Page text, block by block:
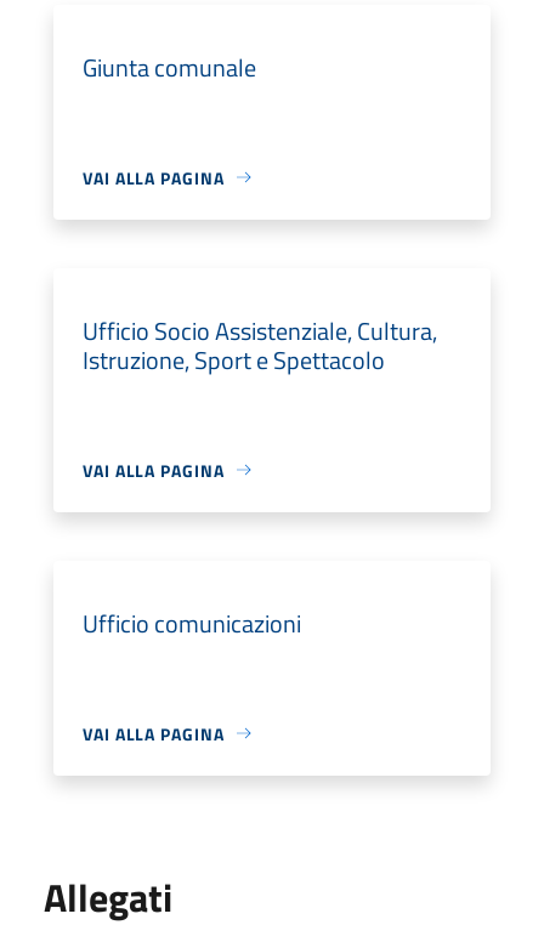
Giunta comunale
VAI ALLA PAGINA
Ufficio Socio Assistenziale, Cultura,
Istruzione, Sport e Spettacolo
VAI ALLA PAGINA
Ufficio comunicazioni
VAI ALLA PAGINA
Allegati